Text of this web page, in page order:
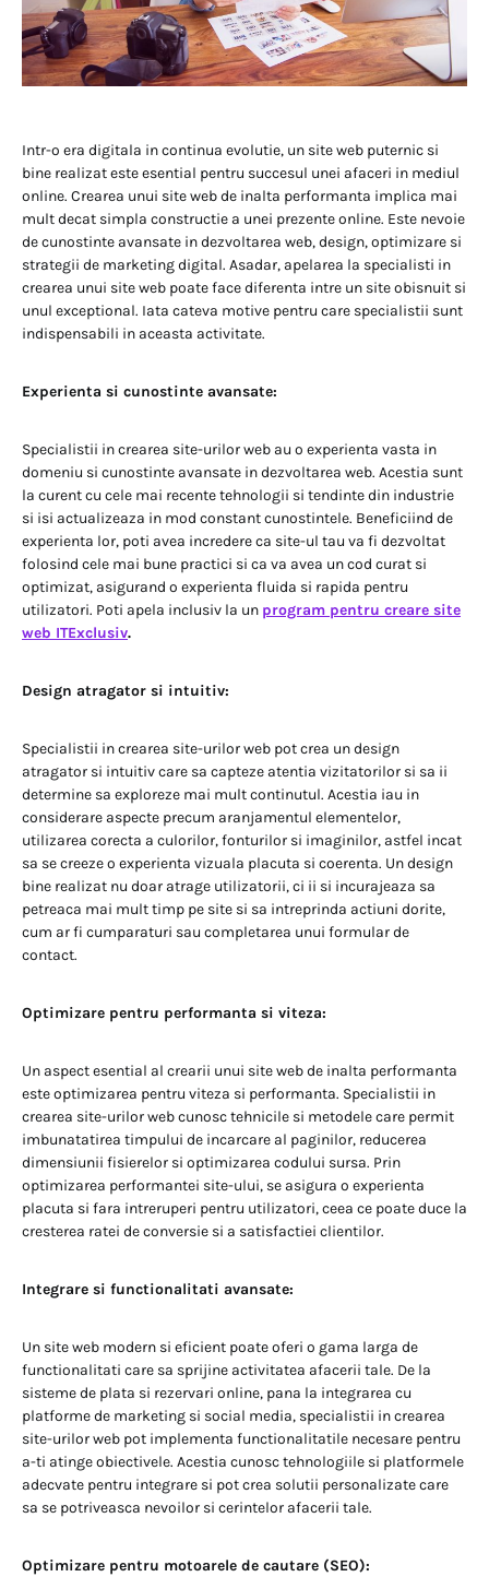
Intr-o era digitala in continua evolutie, un site web puternic si
bine realizat este esential pentru succesul unei afaceri in mediul
online. Crearea unui site web de inalta performanta implica mai
mult decat simpla constructie a unei prezente online. Este nevoie
de cunostinte avansate in dezvoltarea web, design, optimizare si
strategii de marketing digital. Asadar, apelarea la specialisti in
crearea unui site web poate face diferenta intre un site obisnuit si
unul exceptional. Iata cateva motive pentru care specialistii sunt
indispensabili in aceasta activitate.
Experienta si cunostinte avansate:
Specialistii in crearea site-urilor web au o experienta vasta in
domeniu si cunostinte avansate in dezvoltarea web. Acestia sunt
la curent cu cele mai recente tehnologii si tendinte din industrie
si isi actualizeaza in mod constant cunostintele. Beneficiind de
experienta lor, poti avea incredere ca site-ul tau va fi dezvoltat
folosind cele mai bune practici si ca va avea un cod curat si
optimizat, asigurand o experienta fluida si rapida pentru
utilizatori. Poti apela inclusiv la un program pentru creare site
web ITExclusiv.
Design atragator si intuitiv:
Specialistii in crearea site-urilor web pot crea un design
atragator si intuitiv care sa capteze atentia vizitatorilor si sa ii
determine sa exploreze mai mult continutul. Acestia iau in
considerare aspecte precum aranjamentul elementelor,
utilizarea corecta a culorilor, fonturilor si imaginilor, astfel incat
sa se creeze o experienta vizuala placuta si coerenta. Un design
bine realizat nu doar atrage utilizatorii, ci ii si incurajeaza sa
petreaca mai mult timp pe site si sa intreprinda actiuni dorite,
cum ar fi cumparaturi sau completarea unui formular de
contact.
Optimizare pentru performanta si viteza:
Un aspect esential al crearii unui site web de inalta performanta
este optimizarea pentru viteza si performanta. Specialistii in
crearea site-urilor web cunosc tehnicile si metodele care permit
imbunatatirea timpului de incarcare al paginilor, reducerea
dimensiunii fisierelor si optimizarea codului sursa. Prin
optimizarea performantei site-ului, se asigura o experienta
placuta si fara intreruperi pentru utilizatori, ceea ce poate duce la
cresterea ratei de conversie si a satisfactiei clientilor.
Integrare si functionalitati avansate:
Un site web modern si eficient poate oferi o gama larga de
functionalitati care sa sprijine activitatea afacerii tale. De la
sisteme de plata si rezervari online, pana la integrarea cu
platforme de marketing si social media, specialistii in crearea
site-urilor web pot implementa functionalitatile necesare pentru
a-ti atinge obiectivele. Acestia cunosc tehnologiile si platformele
adecvate pentru integrare si pot crea solutii personalizate care
sa se potriveasca nevoilor si cerintelor afacerii tale.
Optimizare pentru motoarele de cautare (SEO):